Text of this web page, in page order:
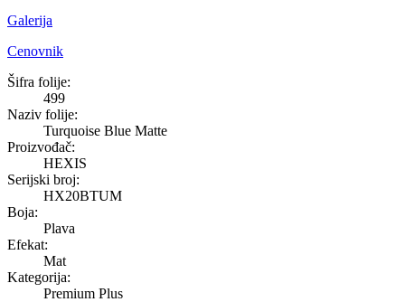
Galerija
Cenovnik
Turquoise Blue Matte
Šifra folije:
499
Naziv folije:
Turquoise Blue Matte
Proizvođač:
HEXIS
Serijski broj:
HX20BTUM
Boja:
Plava
Efekat:
Mat
Kategorija:
Premium Plus